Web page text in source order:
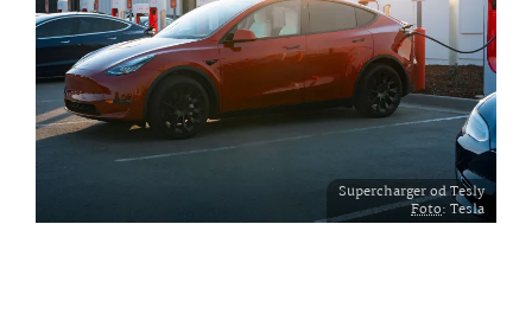
Supercharger od Tesly
Foto: Tesla